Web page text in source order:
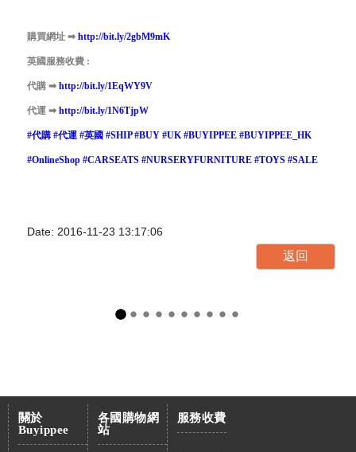
購買網址 ➡ http://bit.ly/2gbM9mK
英國服務收費 :
代購 ➡ http://bit.ly/1EqWY9V
代運 ➡ http://bit.ly/1N6TjpW
#代購 #代運 #英國 #SHIP #BUY #UK #BUYIPPEE #BUYIPPEE_HK
#OnlineShop #CARSEATS #NURSERYFURNITURE #TOYS #SALE
Date: 2016-11-23 13:17:06
關於
Buyippee
各國購物網
站
服務收費